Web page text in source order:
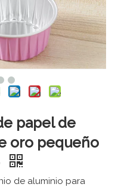
papel de
oro pequeño
de aluminio para